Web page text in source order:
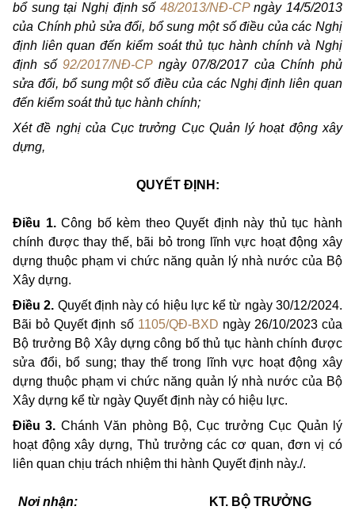
bổ sung tại Nghị định số 48/2013/NĐ-CPngày 14/5/2013
của Chính phủ sửa đổi, bổ sung một số điều của các Nghị
định liên quan đến kiểm soát thủ tục hành chính và Nghị
định số92/2017/NĐ-CPngày 07/8/2017 của Chính phủ
sửa đổi, bổ sung một số điều của các Nghị định liên quan
đến kiểm soát thủ tục hành chính;
Xét đề nghị của Cục trưởng Cục Quản lý hoạt động xây
dựng,
QUYẾT ĐỊNH:
Điều 1. Công bố kèm theo Quyết định này thủ tục hành
chính được thay thế, bãi bỏ trong lĩnh vực hoạt động xây
dựng thuộc phạm vi chức năng quản lý nhà nước của Bộ
Xây dựng.
Điều 2. Quyết định này có hiệu lực kể từ ngày 30/12/2024.
Bãi bỏ Quyết định số 1105/QĐ-BXD ngày 26/10/2023 của
Bộ trưởng Bộ Xây dựng công bố thủ tục hành chính được
sửa đổi, bổ sung; thay thế trong lĩnh vực hoạt động xây
dựng thuộc phạm vi chức năng quản lý nhà nước của Bộ
Xây dựng kể từ ngày Quyết định này có hiệu lực.
Điều 3. Chánh Văn phòng Bộ, Cục trưởng Cục Quản lý
hoạt động xây dựng, Thủ trưởng các cơ quan, đơn vị có
liên quan chịu trách nhiệm thi hành Quyết định này./.
Nơi nhận:
KT.BỘ TRƯỞNG